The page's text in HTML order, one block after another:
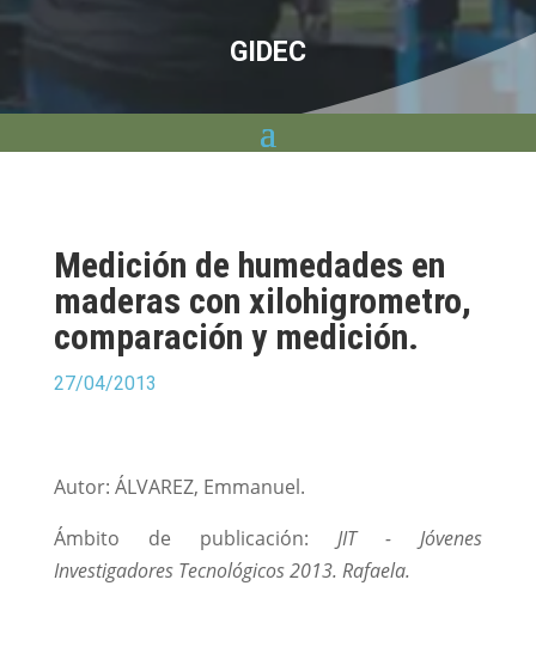
GIDEC
Medición de humedades en
maderas con xilohigrometro,
comparación y medición.
27/04/2013
Autor: ÁLVAREZ, Emmanuel.
Ámbito de publicación:JIT - Jóvenes
Investigadores Tecnológicos 2013. Rafaela.